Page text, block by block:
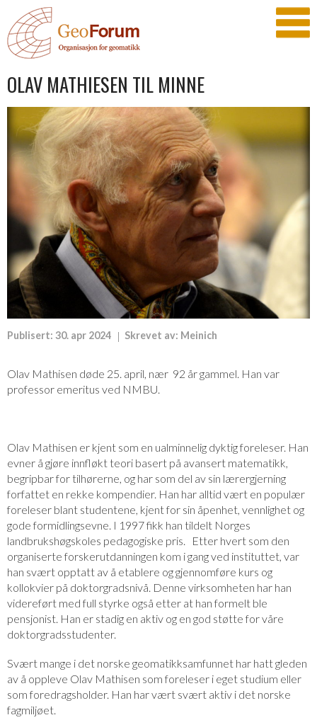
OLAV MATHIESEN TIL MINNE
Publisert: 30. apr 2024 Skrevet av: Meinich
Olav Mathisen døde 25. april, nær 92 år gammel. Han var
professor emeritus ved NMBU.
Olav Mathisen er kjent som en ualminnelig dyktig foreleser. Han
evner å gjøre innfløkt teori basert på avansert matematikk,
begripbar for tilhørerne, og har som del av sin lærergjerning
forfattet en rekke kompendier. Han har alltid vært en populær
foreleser blant studentene, kjent for sin åpenhet, vennlighet og
gode formidlingsevne. I 1997 fikk han tildelt Norges
landbrukshøgskoles pedagogiske pris. Etter hvert som den
organiserte forskerutdanningen kom i gang ved instituttet, var
han svært opptatt av å etablere og gjennomføre kurs og
kollokvier på doktorgradsnivå. Denne virksomheten har han
videreført med full styrke også etter at han formelt ble
pensjonist. Han er stadig en aktiv og en god støtte for våre
doktorgradsstudenter.
Svært mange i det norske geomatikksamfunnet har hatt gleden
av å oppleve Olav Mathisen som foreleser i eget studium eller
som foredragsholder. Han har vært svært aktiv i det norske
fagmiljøet.